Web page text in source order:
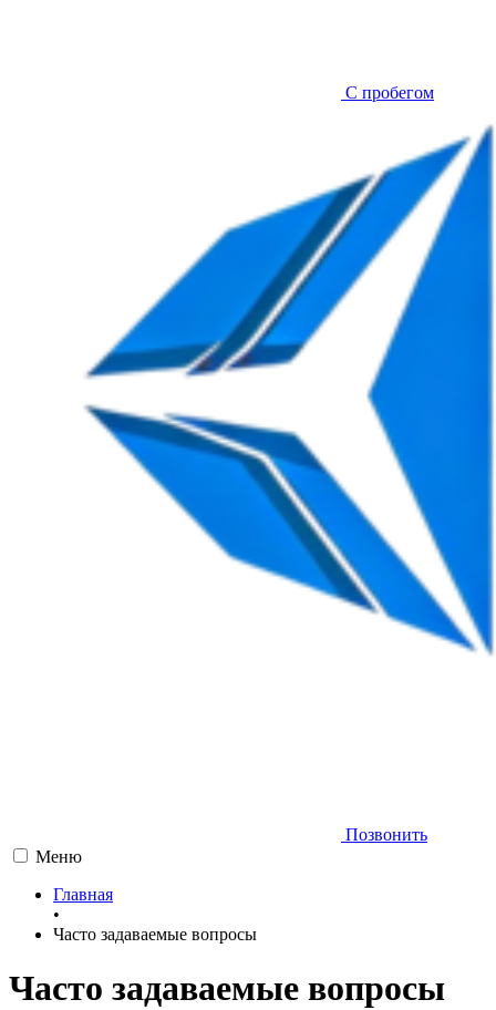
С пробегом
Позвонить
Меню
Главная
•
Часто задаваемые вопросы
Часто задаваемые вопросы